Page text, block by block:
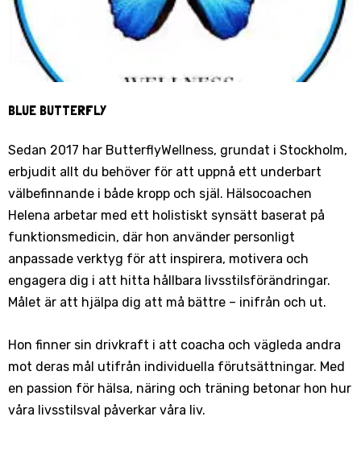
BLUE BUTTERFLY
Sedan 2017 har ButterflyWellness, grundat i Stockholm,
erbjudit allt du behöver för att uppnå ett underbart
välbefinnande i både kropp och själ. Hälsocoachen
Helena arbetar med ett holistiskt synsätt baserat på
funktionsmedicin, där hon använder personligt
anpassade verktyg för att inspirera, motivera och
engagera dig i att hitta hållbara livsstilsförändringar.
Målet är att hjälpa dig att må bättre – inifrån och ut.
Hon finner sin drivkraft i att coacha och vägleda andra
mot deras mål utifrån individuella förutsättningar. Med
en passion för hälsa, näring och träning betonar hon hur
våra livsstilsval påverkar våra liv.